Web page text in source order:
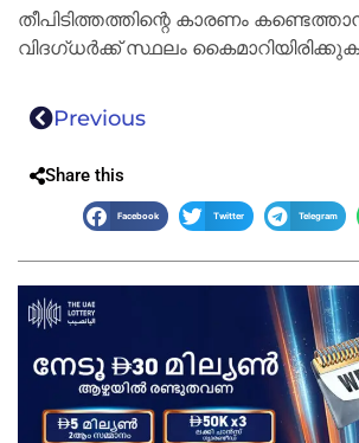
തീപിടിത്തത്തിന്റെ കാരണം
വിദഗ്ധർക്ക് സ്ഥലം
Previous
Share this
Facebook Twitter Telegram